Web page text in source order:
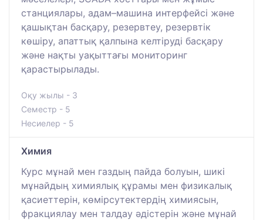
станциялары, адам–машина интерфейсі және
қашықтан басқару, резервтеу, резервтік
көшіру, апаттық қалпына келтіруді басқару
және нақты уақыттағы мониторинг
қарастырылады.
Оқу жылы - 3
Семестр - 5
Несиелер - 5
Химия
Курс мұнай мен газдың пайда болуын, шикі
мұнайдың химиялық құрамы мен физикалық
қасиеттерін, көмірсутектердің химиясын,
фракциялау мен талдау әдістерін және мұнай